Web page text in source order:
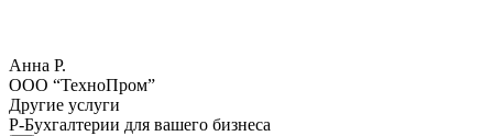
Анна Р.
ООО “ТехноПром”
Другие услуги
Р-Бухгалтерии для вашего бизнеса